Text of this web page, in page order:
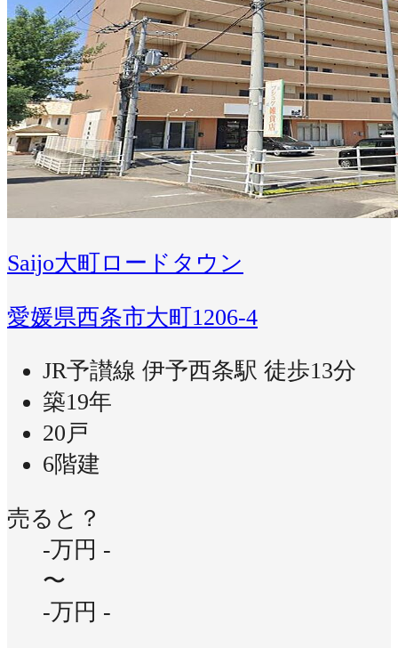
Saijo大町ロードタウン
愛媛県西条市大町1206-4
JR予讃線 伊予西条駅 徒歩13分
築19年
20戸
6階建
売ると？
-万円 -
〜
-万円 -